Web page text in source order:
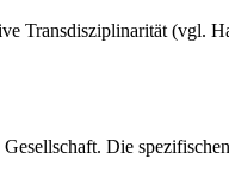
Trans­disziplinarität (vgl.
Die